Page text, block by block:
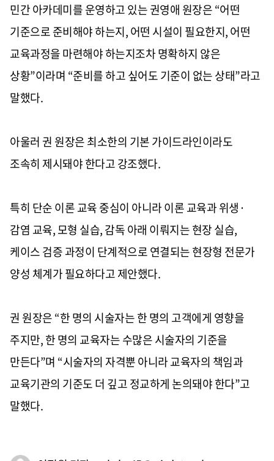
민간 아카데미를 운영하고 있는 권영애 원장은 “어떤
기준으로 준비해야 하는지, 어떤 시설이 필요한지, 어떤
교육과정을 마련해야 하는지조차 명확하지 않은
상황”이라며 “준비를 하고 싶어도 기준이 없는 상태”라고
말했다.
아울러 권 원장은 최소한의 기본 가이드라인이라도
조속히 제시돼야 한다고 강조했다.
특히 단순 이론 교육 중심이 아니라 이론 교육과 위생·
감염 교육, 모형 실습, 감독 아래 이뤄지는 현장 실습,
케이스 검증 과정이 단계적으로 연결되는 현장형 전문가
양성 체계가 필요하다고 제안했다.
권 원장은 “한 명의 시술자는 한 명의 고객에게 영향을
주지만, 한 명의 교육자는 수많은 시술자의 기준을
만든다”며 “시술자의 자격뿐 아니라 교육자의 책임과
교육기관의 기준도 더 깊고 정교하게 논의돼야 한다”고
말했다.